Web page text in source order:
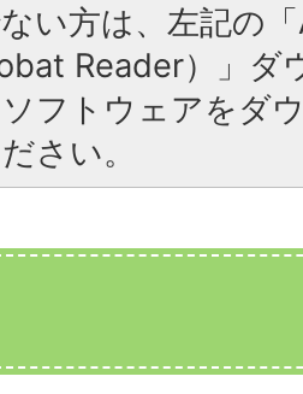
い方は、左記の
Reader）」ダ
フトウェアをダ
さい。